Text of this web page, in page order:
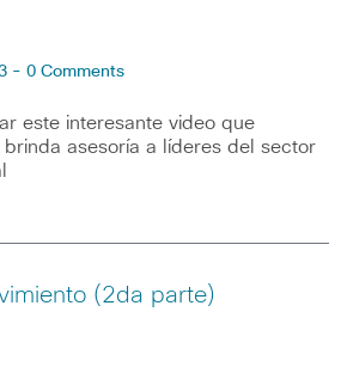
- 0 Comments
este interesante video que
asesoría a líderes del sector
(2da parte)